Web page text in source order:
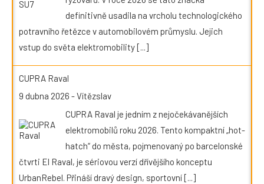
definitivně usadila na vrcholu technologického
potravního řetězce v automobilovém průmyslu. Jejich
vstup do světa elektromobility[...]
CUPRA Raval
9 dubna 2026 -Vítězslav
CUPRA Raval je jedním z nejočekávanějších
elektromobilů roku 2026. Tento kompaktní „hot-
hatch“ do města, pojmenovaný po barcelonské
čtvrti El Raval, je sériovou verzí dřívějšího konceptu
UrbanRebel. Přináší dravý design, sportovní[...]